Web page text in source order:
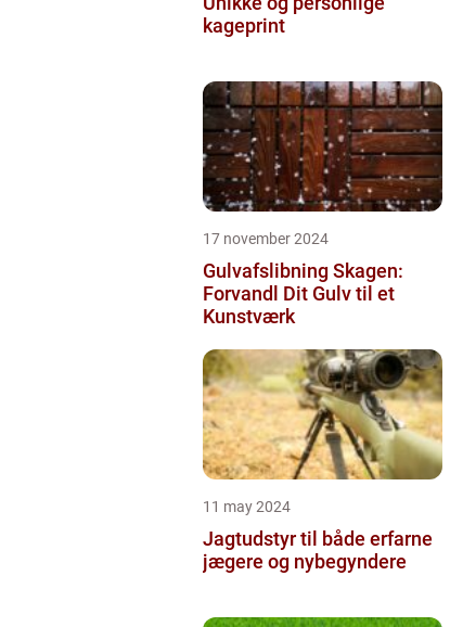
kageprint
17 november 2024
Gulvafslibning Skagen:
Forvandl Dit Gulv til et
Kunstværk
11 may 2024
Jagtudstyr til både erfarne
jægere og nybegyndere